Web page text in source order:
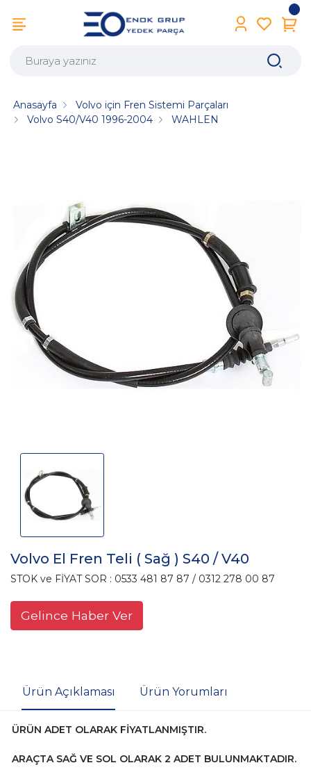
Anasayfa
Volvo için Fren Sistemi Parçaları
Volvo S40/V40 1996-2004
WAHLEN
Volvo El Fren Teli ( Sağ ) S40 / V40
STOK ve FİYAT SOR : 0533 481 87 87 / 0312 278 00 87
Gelince Haber Ver
Ürün Açıklaması Ürün Yorumları
ÜRÜN ADET OLARAK FİYATLANMIŞTIR.
ARAÇTA SAĞ VE SOL OLARAK 2 ADET BULUNMAKTADIR.